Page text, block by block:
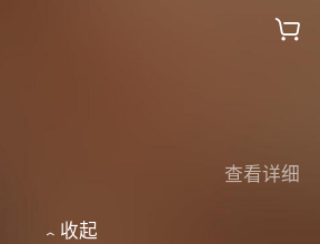
查看详细
收起